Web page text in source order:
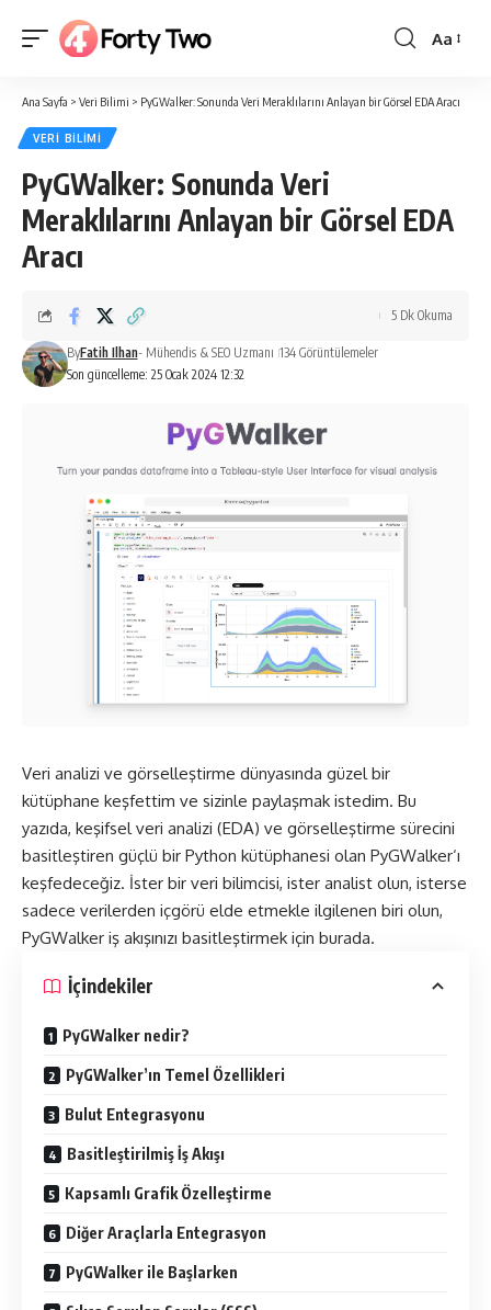
Yazı
Aa
Ana Sayfa > Veri Bilimi > PyGWalker: Sonunda Veri Meraklılarını Anlayan bir Görsel EDA Aracı
VERI BILIMI
PyGWalker: Sonunda Veri
Meraklılarını Anlayan bir Görsel EDA
Aracı
Son güncelleme: 25 Ocak 2024 12:32
ByFatih Ilhan- Mühendis & SEO Uzmanı 134 Görüntülemeler
5 Dk Okuma
Veri analizi ve görselleştirme dünyasında güzel bir
kütüphane keşfettim ve sizinle paylaşmak istedim. Bu
yazıda, keşifsel veri analizi (EDA) ve görselleştirme sürecini
basitleştiren güçlü bir Python kütüphanesi olan PyGWalker‘ı
keşfedeceğiz. İster bir veri bilimcisi, ister analist olun, isterse
sadece verilerden içgörü elde etmekle ilgilenen biri olun,
PyGWalker iş akışınızı basitleştirmek için burada.
İçindekiler
PyGWalker nedir?
PyGWalker’ın Temel Özellikleri
Bulut Entegrasyonu
Basitleştirilmiş İş Akışı
Kapsamlı Grafik Özelleştirme
Diğer Araçlarla Entegrasyon
PyGWalker ile Başlarken